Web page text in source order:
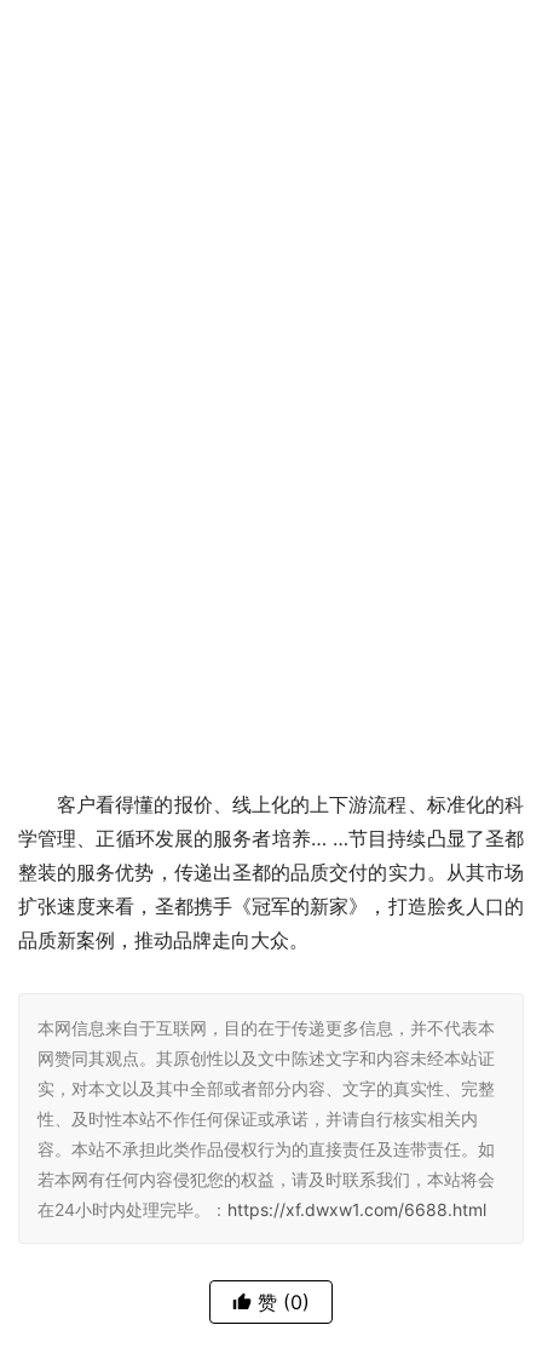
客户看得懂的报价、线上化的上下游流程、标准化的科
学管理、正循环发展的服务者培养… …节目持续凸显了圣都
整装的服务优势，传递出圣都的品质交付的实力。从其市场
扩张速度来看，圣都携手《冠军的新家》，打造脍炙人口的
品质新案例，推动品牌走向大众。
本网信息来自于互联网，目的在于传递更多信息，并不代表本
网赞同其观点。其原创性以及文中陈述文字和内容未经本站证
实，对本文以及其中全部或者部分内容、文字的真实性、完整
性、及时性本站不作任何保证或承诺，并请自行核实相关内
容。本站不承担此类作品侵权行为的直接责任及连带责任。如
若本网有任何内容侵犯您的权益，请及时联系我们，本站将会
在24小时内处理完毕。： https://xf.dwxw1.com/6688.html
赞 (0)